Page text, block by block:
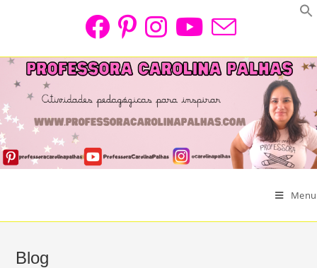
Menu
Blog